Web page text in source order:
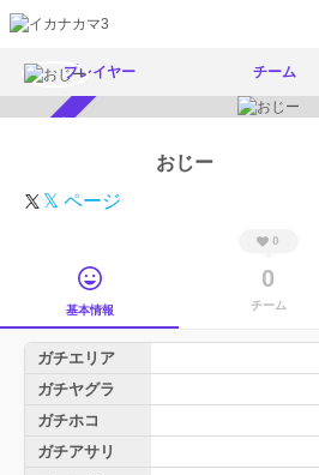
プレイヤー チーム
おじー
𝕏 ページ
基本情報
0
0
チーム
ガチエリア
ガチヤグラ
ガチホコ
ガチアサリ